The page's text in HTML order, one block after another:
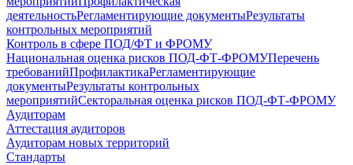
деятельностьРегламентирующие документыРезультаты
контрольных мероприятий
Контроль в сфере ПОД/ФТ и ФРОМУ
Национальная оценка рисков ПОД-ФТ-ФРОМУПеречень
требованийПрофилактикаРегламентирующие
документыРезультаты контрольных
мероприятийСекторальная оценка рисков ПОД-ФТ-ФРОМУ
Аудиторам
Аттестация аудиторов
Аудиторам новых территорий
Стандарты